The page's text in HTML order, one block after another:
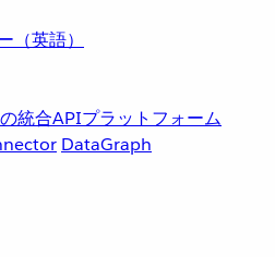
（英語）
統合APIプラットフォーム
DataGraph